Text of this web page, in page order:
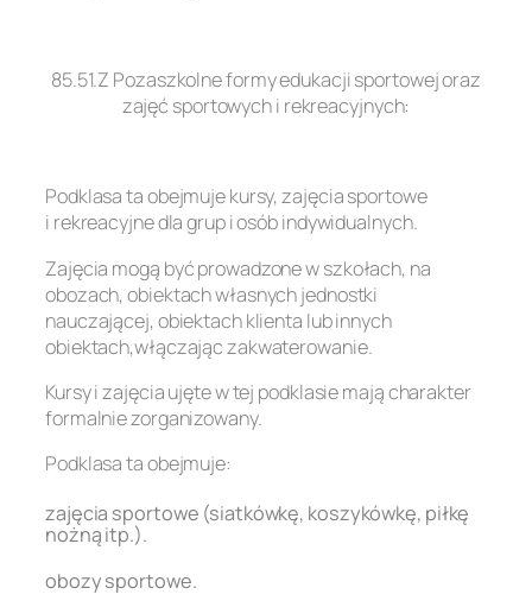
85.51.Z Pozaszkolne formy edukacji sportowej oraz
zajęć sportowych i rekreacyjnych:
Podklasa ta obejmuje kursy, zajęcia sportowe
i rekreacyjne dla grup i osób indywidualnych.
Zajęcia mogą być prowadzone w szkołach, na
obozach, obiektach własnych jednostki
nauczającej, obiektach klienta lub innych
obiektach,włączając zakwaterowanie.
Kursy i zajęcia ujęte w tej podklasie mają charakter
formalnie zorganizowany.
Podklasa ta obejmuje:
zajęcia sportowe (siatkówkę, koszykówkę, piłkę
nożną itp.).
obozy sportowe.